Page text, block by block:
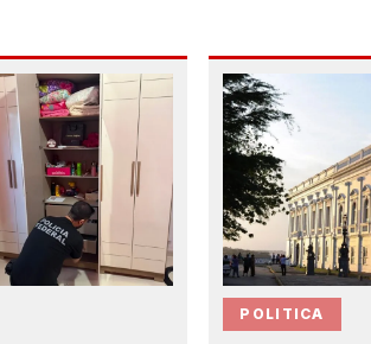
POLITICA